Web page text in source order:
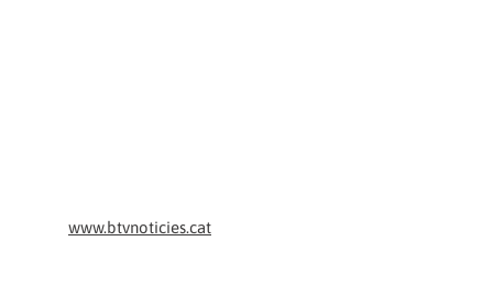
www.btvnoticies.cat